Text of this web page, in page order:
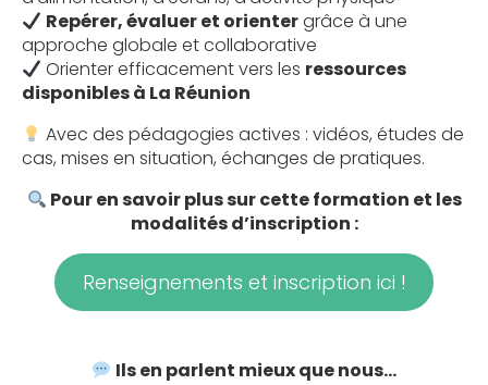
Repérer, évaluer et orientergrâce à une
approche globale et collaborative
Orienter efficacement vers les ressources
disponibles à La Réunion
Avec des pédagogies actives : vidéos, études de
cas, mises en situation, échanges de pratiques.
Pour en savoir plus sur cette formation et les
modalités d’inscription :
Renseignements et inscription ici !
Ils en parlent mieux que nous…